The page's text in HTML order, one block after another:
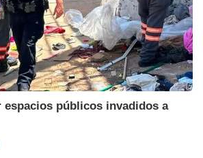
espacios públicos invadidos a